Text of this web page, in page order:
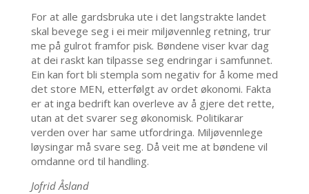
For at alle gardsbruka ute i det langstrakte landet
skal bevege seg i ei meir miljøvennleg retning, trur
me på gulrot framfor pisk. Bøndene viser kvar dag
at dei raskt kan tilpasse seg endringar i samfunnet.
Ein kan fort bli stempla som negativ for å kome med
det store MEN, etterfølgt av ordet økonomi. Fakta
er at inga bedrift kan overleve av å gjere det rette,
utan at det svarer seg økonomisk. Politikarar
verden over har same utfordringa. Miljøvennlege
løysingar må svare seg. Då veit me at bøndene vil
omdanne ord til handling.
Jofrid Åsland